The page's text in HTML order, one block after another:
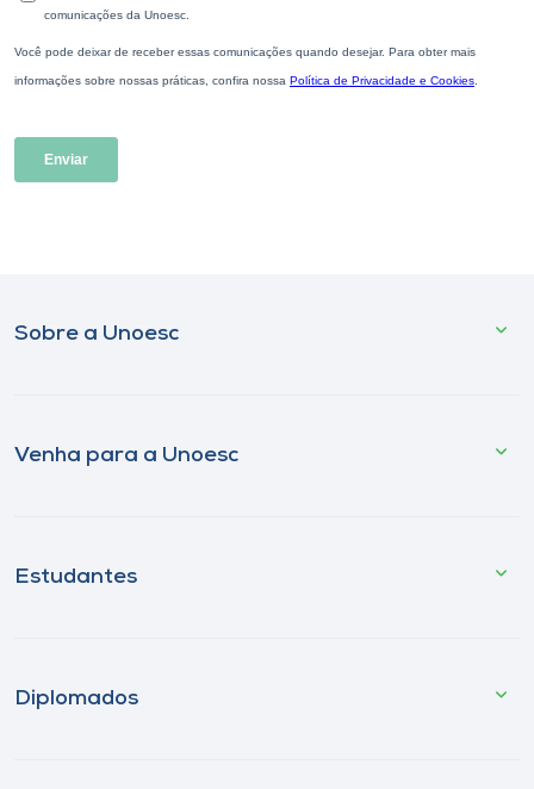
Sobre a Unoesc
Venha para a Unoesc
Estudantes
Diplomados